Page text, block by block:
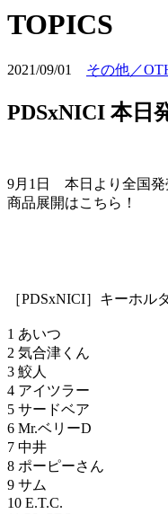
TOPICS
2021/09/01 その他／
PDSxNICI 本日
9月1日 本日より全国発
商品展開はこちら！
［PDSxNICI］キーホル
1 あいつ
2 気合津くん
3 鮫人
4 アイツラー
5 サードベア
6 Mr.ベリーD
7 中井
8 ポーピーさん
9 サム
10 E.T.C.